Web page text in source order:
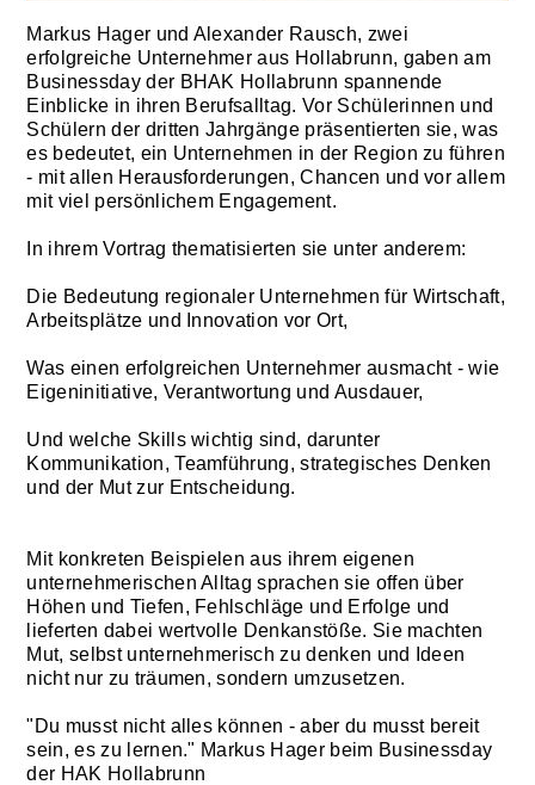
Markus Hager und Alexander Rausch, zwei
erfolgreiche Unternehmer aus Hollabrunn, gaben am
Businessday der BHAK Hollabrunn spannende
Einblicke in ihren Berufsalltag. Vor Schülerinnen und
Schülern der dritten Jahrgänge präsentierten sie, was
es bedeutet, ein Unternehmen in der Region zu führen
- mit allen Herausforderungen, Chancen und vor allem
mit viel persönlichem Engagement.
In ihrem Vortrag thematisierten sie unter anderem:
Die Bedeutung regionaler Unternehmen für Wirtschaft,
Arbeitsplätze und Innovation vor Ort,
Was einen erfolgreichen Unternehmer ausmacht - wie
Eigeninitiative, Verantwortung und Ausdauer,
Und welche Skills wichtig sind, darunter
Kommunikation, Teamführung, strategisches Denken
und der Mut zur Entscheidung.
Mit konkreten Beispielen aus ihrem eigenen
unternehmerischen Alltag sprachen sie offen über
Höhen und Tiefen, Fehlschläge und Erfolge und
lieferten dabei wertvolle Denkanstöße. Sie machten
Mut, selbst unternehmerisch zu denken und Ideen
nicht nur zu träumen, sondern umzusetzen.
"Du musst nicht alles können - aber du musst bereit
sein, es zu lernen." Markus Hager beim Businessday
der HAK Hollabrunn